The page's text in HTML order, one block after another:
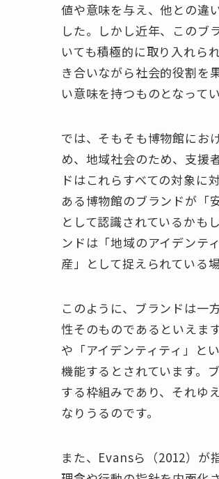
値や意味を与え、他との違
した。しかし近年、このブ
いても積極的に取り入れら
き合いながら社会的役割を
い意味を持つものとなってい
では、そもそも博物館にお
め、地域社会のため、支援
ドはこれらすべての対象に
ある博物館のブランドが「
として認識されているかも
ンドは「地域のアイデンテ
産」として捉えられている
このように、ブランドは一
性そのものであるといえま
や「アイデンティティ」と
機能するとされています。
する枠組みであり、それゆ
なりうるのです。
また、Evansら（2012）が